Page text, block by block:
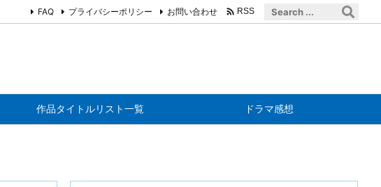
作品タイトルリスト一覧 ドラマ感想
FAQ プライバシーポリシー お問い合わせ  RSS